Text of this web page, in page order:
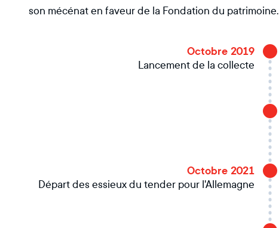
son mécénat en faveur de la Fondation du patrimoine.
Octobre 2019
Lancement de la collecte
Octobre 2021
Départ des essieux du tender pour l'Allemagne